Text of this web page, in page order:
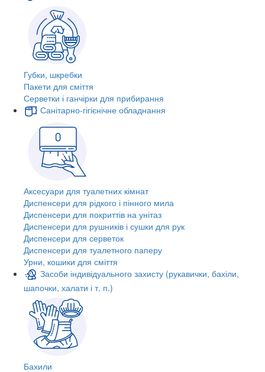
Губки, шкребки
Пакети для сміття
Серветки і ганчірки для прибирання
Санітарно-гігієнічне обладнання
Аксесуари для туалетних кімнат
Диспенсери для рідкого і пінного мила
Диспенсери для покриттів на унітаз
Диспенсери для рушників і сушки для рук
Диспенсери для серветок
Диспенсери для туалетного паперу
Урни, кошики для сміття
Засоби індивідуального захисту (рукавички, бахіли,
шапочки, халати і т. п.)
Бахили